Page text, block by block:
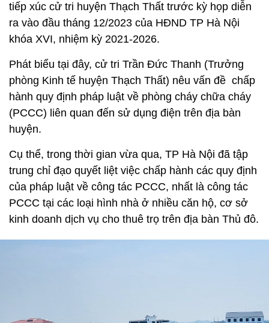
tiếp xúc cử tri huyện Thạch Thất trước kỳ họp diễn
ra vào đầu tháng 12/2023 của HĐND TP Hà Nội
khóa XVI, nhiệm kỳ 2021-2026.
Phát biểu tại đây, cử tri Trần Đức Thanh (Trưởng
phòng Kinh tế huyện Thạch Thất) nêu vấn đề chấp
hành quy định pháp luật về phòng cháy chữa cháy
(PCCC) liên quan đến sử dụng điện trên địa bàn
huyện.
Cụ thể, trong thời gian vừa qua, TP Hà Nội đã tập
trung chỉ đạo quyết liệt việc chấp hành các quy định
của pháp luật về công tác PCCC, nhất là công tác
PCCC tại các loại hình nhà ở nhiều căn hộ, cơ sở
kinh doanh dịch vụ cho thuê trọ trên địa bàn Thủ đô.